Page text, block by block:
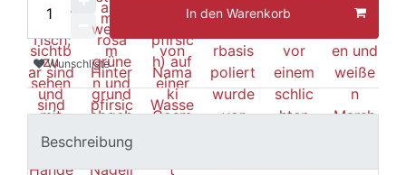
In den Warenkorb
Wunschliste
Beschreibung